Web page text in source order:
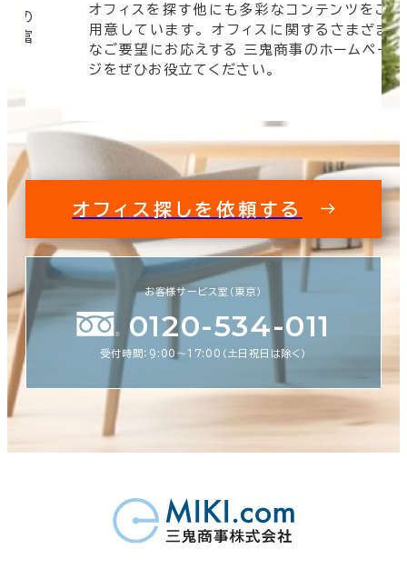
の
豊富
オフィスを探す他にも多彩なコンテンツをご
用意しています。 オフィスに関するさまざま
なご要望にお応えする 三鬼商事のホームペー
ジをぜひお役立てください。
オフィス探しを依頼する
お客様サービス室（東京）
0120-534-011
受付時間：9:00〜17:00（土日祝日は除く）